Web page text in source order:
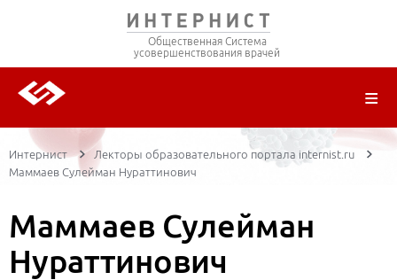
Общественная Система
усовершенствования врачей
ЦИКЛЫ ПЕРЕДАЧ
Интернист
Лекторы образовательного портала internist.ru
Маммаев Сулейман Нураттинович
Маммаев Сулейман
Нураттинович